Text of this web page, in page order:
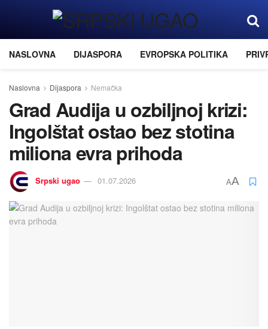
NASLOVNA DIJASPORA EVROPSKA POLITIKA
Naslovna Dijaspora Nemačka
Grad Audija u ozbiljnoj krizi:
Ingolštat ostao bez stotina
miliona evra prihoda
Srpski ugao 01.07.2026 AA